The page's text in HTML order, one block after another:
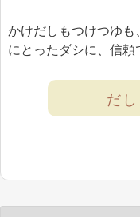
かけだしもつけつゆ
にとったダシに、信頼
だ